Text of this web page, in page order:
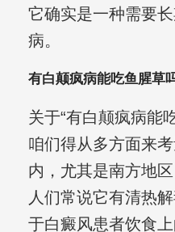
它确实是一种需要
病。
有白颠疯病能吃鱼腥草
关于“有白颠疯病能
咱们得从多方面来
内，尤其是南方地
人们常说它有清热
于白癜风患者饮食